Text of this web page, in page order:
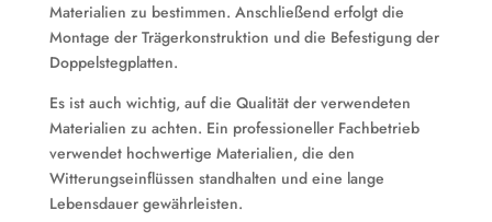
Materialien zu bestimmen. Anschließend erfolgt die
Montage der Trägerkonstruktion und die Befestigung der
Doppelstegplatten.
Es ist auch wichtig, auf die Qualität der verwendeten
Materialien zu achten. Ein professioneller Fachbetrieb
verwendet hochwertige Materialien, die den
Witterungseinflüssen standhalten und eine lange
Lebensdauer gewährleisten.